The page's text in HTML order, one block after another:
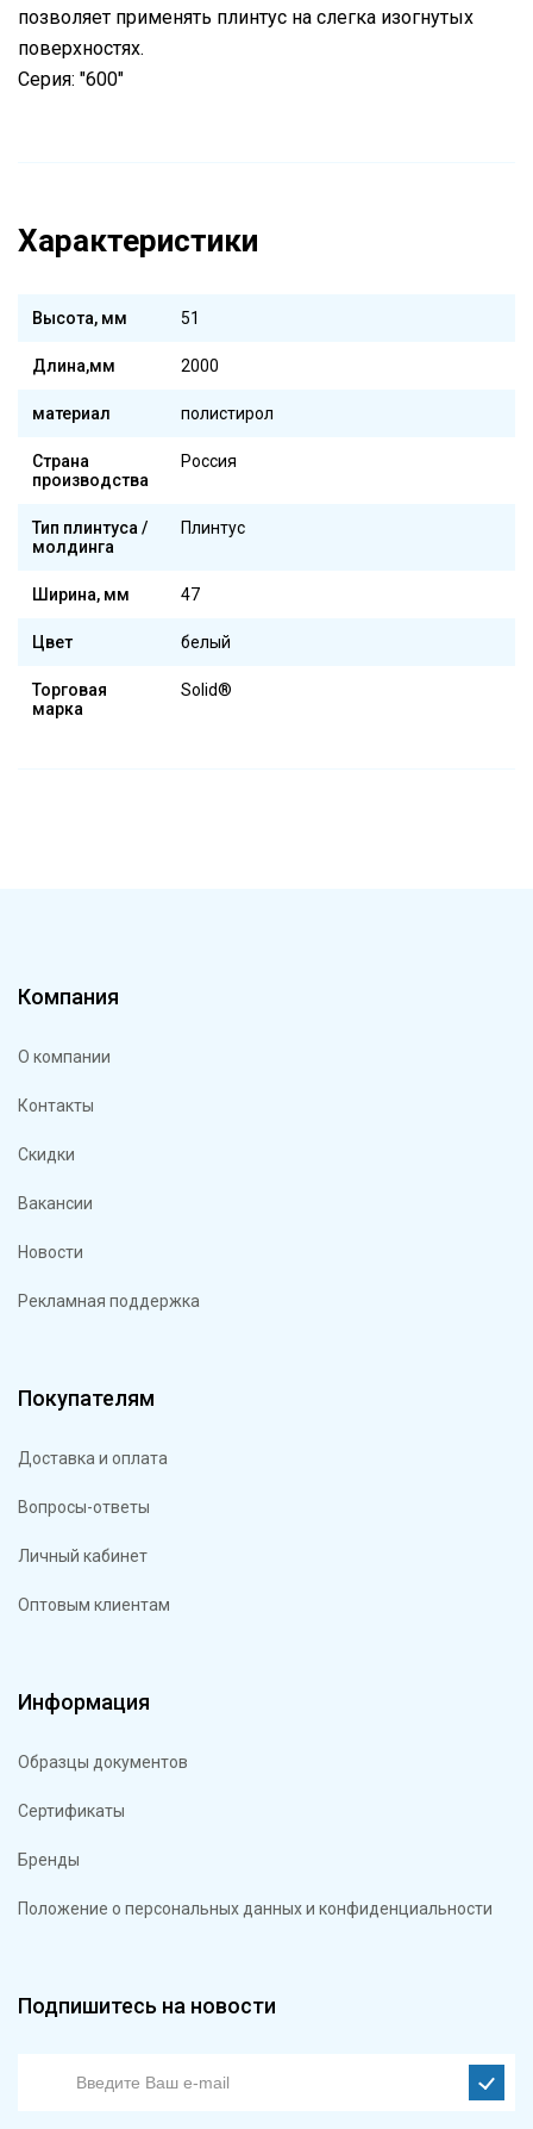
позволяет применять плинтус на слегка изогнутых
поверхностях.
Серия: "600"
Характеристики
Высота, мм 51
Длина,мм 2000
материал полистирол
Страна
производства
Россия
Тип плинтуса /
молдинга
Плинтус
Ширина, мм 47
Цвет белый
Торговая
марка
Solid®
Компания
О компании
Контакты
Скидки
Вакансии
Новости
Рекламная поддержка
Покупателям
Доставка и оплата
Вопросы-ответы
Личный кабинет
Оптовым клиентам
Информация
Образцы документов
Сертификаты
Бренды
Положение о персональных данных и конфиденциальности
Подпишитесь на новости